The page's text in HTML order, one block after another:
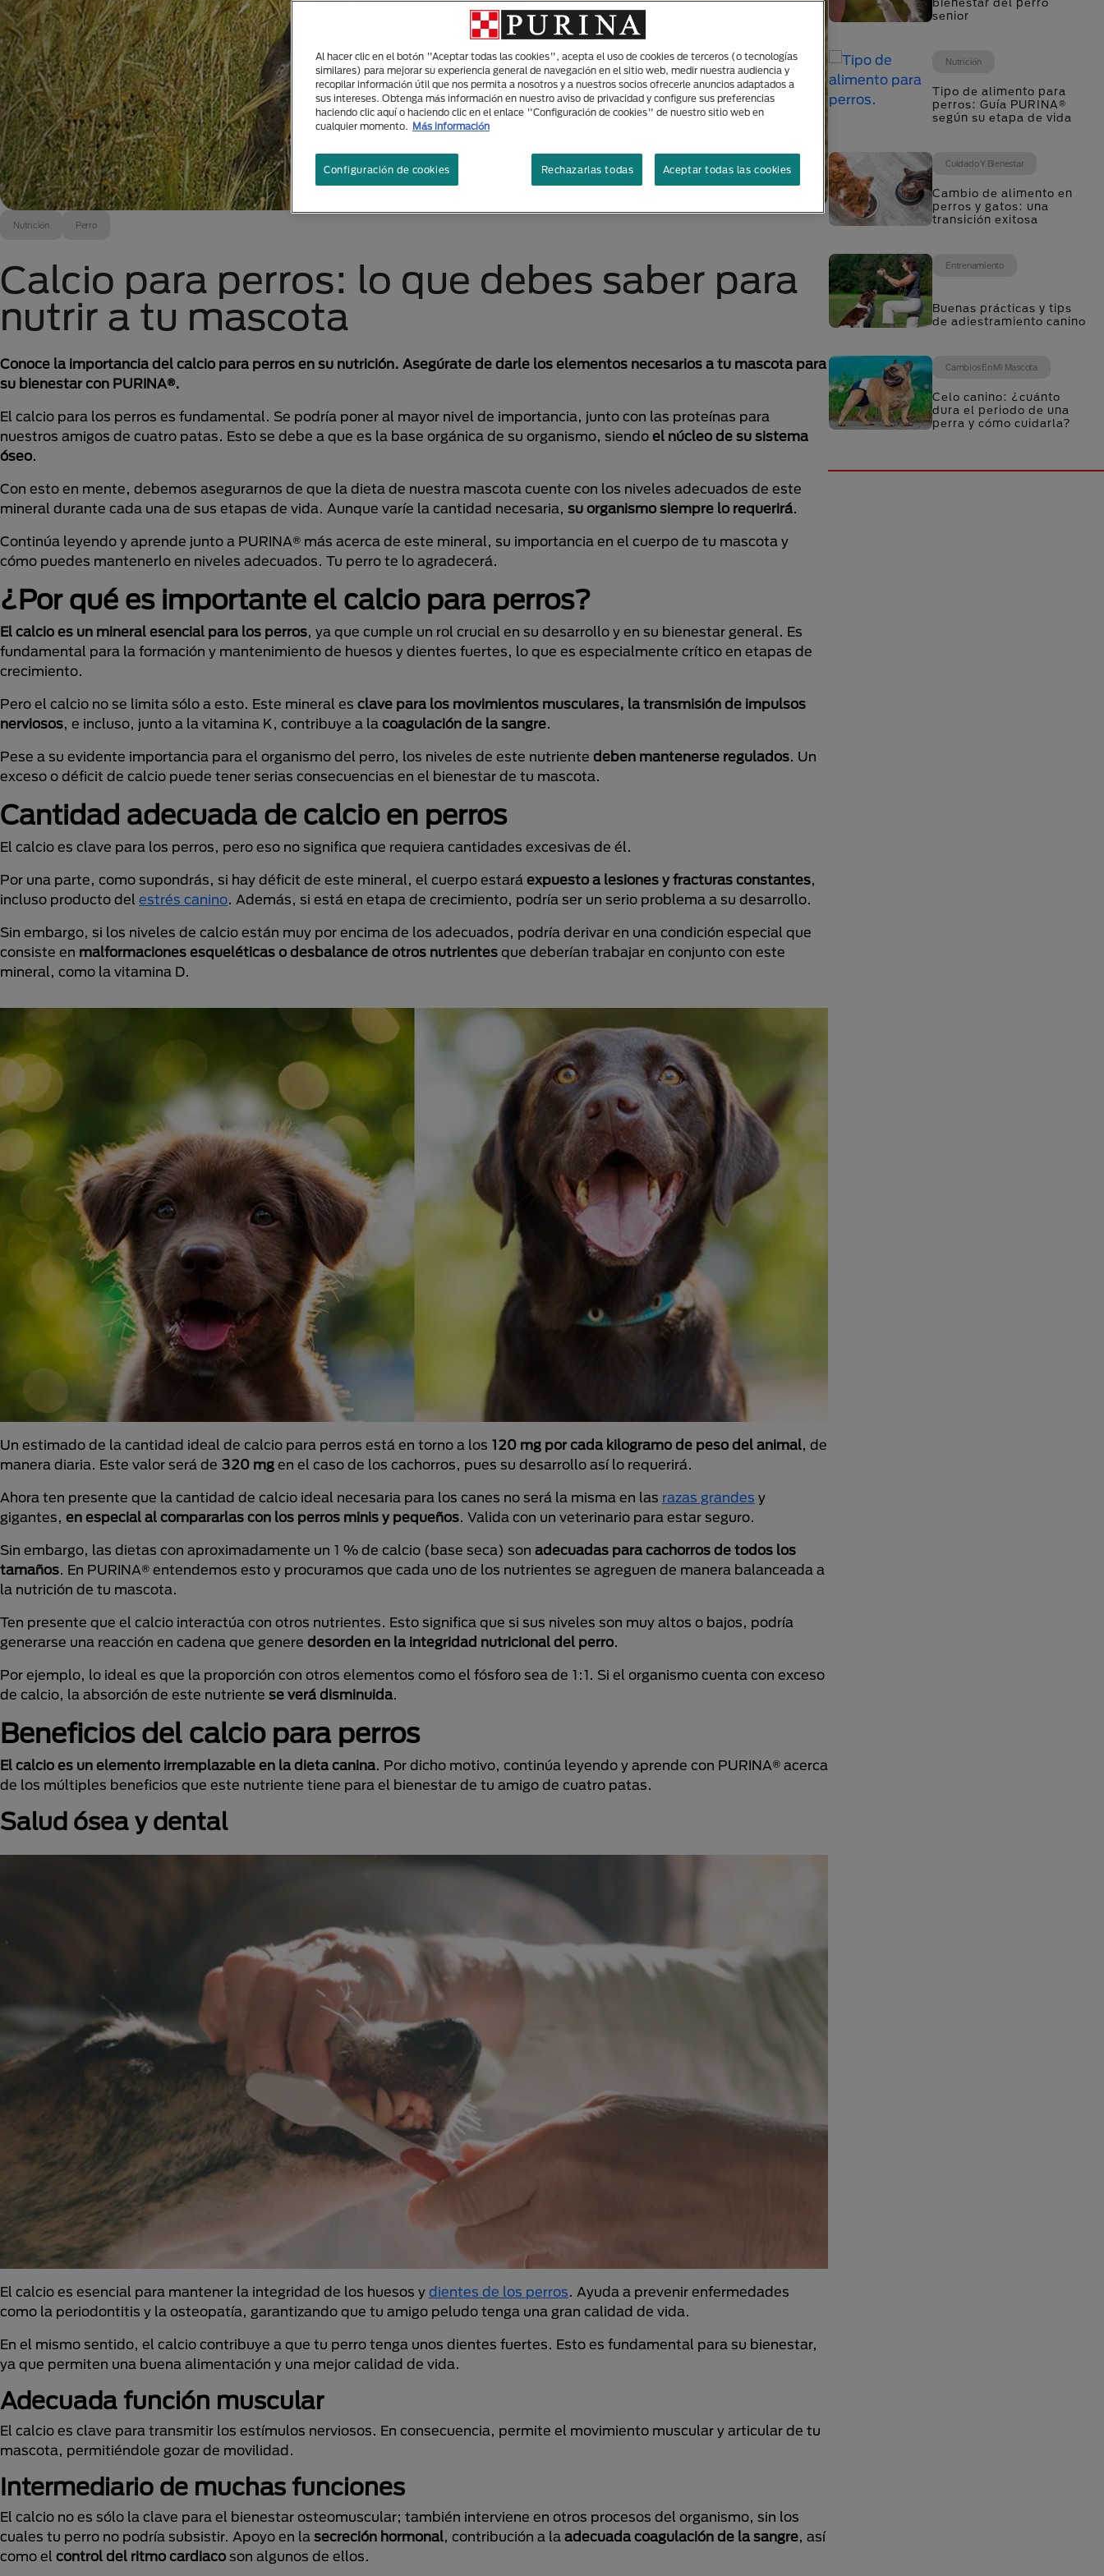
Nutrición Perro
Calcio para perros: lo que debes saber para
nutrir a tu mascota
Conoce la importancia del calcio para perros en su nutrición. Asegúrate de darle los elementos necesarios a tu mascota para
su bienestar con PURINA®.
El calcio para los perros es fundamental. Se podría poner al mayor nivel de importancia, junto con las proteínas para
nuestros amigos de cuatro patas. Esto se debe a que es la base orgánica de su organismo, siendo el núcleo de su sistema
óseo.
Con esto en mente, debemos asegurarnos de que la dieta de nuestra mascota cuente con los niveles adecuados de este
mineral durante cada una de sus etapas de vida. Aunque varíe la cantidad necesaria, su organismo siempre lo requerirá.
Continúa leyendo y aprende junto a PURINA® más acerca de este mineral, su importancia en el cuerpo de tu mascota y
cómo puedes mantenerlo en niveles adecuados. Tu perro te lo agradecerá.
¿Por qué es importante el calcio para perros?
El calcio es un mineral esencial para los perros, ya que cumple un rol crucial en su desarrollo y en su bienestar general. Es
fundamental para la formación y mantenimiento de huesos y dientes fuertes, lo que es especialmente crítico en etapas de
crecimiento.
Pero el calcio no se limita sólo a esto. Este mineral es clave para los movimientos musculares, la transmisión de impulsos
nerviosos, e incluso, junto a la vitamina K, contribuye a la coagulación de la sangre.
Pese a su evidente importancia para el organismo del perro, los niveles de este nutriente deben mantenerse regulados. Un
exceso o déficit de calcio puede tener serias consecuencias en el bienestar de tu mascota.
Cantidad adecuada de calcio en perros
El calcio es clave para los perros, pero eso no significa que requiera cantidades excesivas de él.
Por una parte, como supondrás, si hay déficit de este mineral, el cuerpo estará expuesto a lesiones y fracturas constantes,
incluso producto del estrés canino. Además, si está en etapa de crecimiento, podría ser un serio problema a su desarrollo.
Sin embargo, si los niveles de calcio están muy por encima de los adecuados, podría derivar en una condición especial que
consiste en malformaciones esqueléticas o desbalance de otros nutrientes que deberían trabajar en conjunto con este
mineral, como la vitamina D.
Un estimado de la cantidad ideal de calcio para perros está en torno a los 120 mg por cada kilogramo de peso del animal, de
manera diaria. Este valor será de 320 mg en el caso de los cachorros, pues su desarrollo así lo requerirá.
Ahora ten presente que la cantidad de calcio ideal necesaria para los canes no será la misma en las razas grandes y
gigantes, en especial al compararlas con los perros minis y pequeños. Valida con un veterinario para estar seguro.
Sin embargo, las dietas con aproximadamente un 1 % de calcio (base seca) son adecuadas para cachorros de todos los
tamaños. En PURINA® entendemos esto y procuramos que cada uno de los nutrientes se agreguen de manera balanceada a
la nutrición de tu mascota.
Ten presente que el calcio interactúa con otros nutrientes. Esto significa que si sus niveles son muy altos o bajos, podría
generarse una reacción en cadena que genere desorden en la integridad nutricional del perro.
Por ejemplo, lo ideal es que la proporción con otros elementos como el fósforo sea de 1:1. Si el organismo cuenta con exceso
de calcio, la absorción de este nutriente se verá disminuida.
Beneficios del calcio para perros
El calcio es un elemento irremplazable en la dieta canina. Por dicho motivo, continúa leyendo y aprende con PURINA® acerca
de los múltiples beneficios que este nutriente tiene para el bienestar de tu amigo de cuatro patas.
Salud ósea y dental
El calcio es esencial para mantener la integridad de los huesos y dientes de los perros. Ayuda a prevenir enfermedades
como la periodontitis y la osteopatía, garantizando que tu amigo peludo tenga una gran calidad de vida.
En el mismo sentido, el calcio contribuye a que tu perro tenga unos dientes fuertes. Esto es fundamental para su bienestar,
ya que permiten una buena alimentación y una mejor calidad de vida.
Adecuada función muscular
El calcio es clave para transmitir los estímulos nerviosos. En consecuencia, permite el movimiento muscular y articular de tu
mascota, permitiéndole gozar de movilidad.
Intermediario de muchas funciones
El calcio no es sólo la clave para el bienestar osteomuscular; también interviene en otros procesos del organismo, sin los
cuales tu perro no podría subsistir. Apoyo en la secreción hormonal, contribución a la adecuada coagulación de la sangre, así
como el control del ritmo cardiaco son algunos de ellos.
senior
Nutrición
Tipo de alimento para
perros: Guía PURINA®
según su etapa de vida
Cuidado Y Bienestar
Cambio de alimento en
perros y gatos: una
transición exitosa
Entrenamiento
Buenas prácticas y tips
de adiestramiento canino
Cambios En Mi Mascota
Celo canino: ¿cuánto
dura el periodo de una
perra y cómo cuidarla?
Al hacer clic en el botón "Aceptar todas las cookies", acepta el uso de cookies de terceros (o tecnologías
similares) para mejorar su experiencia general de navegación en el sitio web, medir nuestra audiencia y
recopilar información útil que nos permita a nosotros y a nuestros socios ofrecerle anuncios adaptados a
sus intereses. Obtenga más información en nuestro aviso de privacidad y configure sus preferencias
haciendo clic aquí o haciendo clic en el enlace "Configuración de cookies" de nuestro sitio web en
cualquier momento. Más información
Rechazarlas todas Aceptar todas las cookies
Configuración de cookies